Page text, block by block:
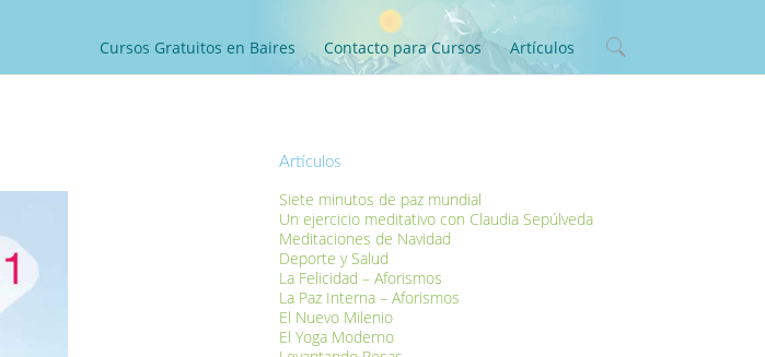
Cursos Gratuitos en Baires Contacto para Cursos Artículos
Artículos
Siete minutos de paz mundial
Un ejercicio meditativo con Claudia Sepúlveda
Meditaciones de Navidad
Deporte y Salud
La Felicidad – Aforismos
La Paz Interna – Aforismos
El Nuevo Milenio
El Yoga Moderno